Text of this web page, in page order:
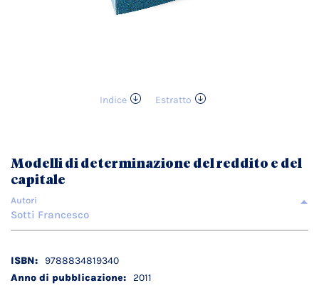
Indice
Estratto
galleria
di
immagini
Modelli di determinazione del reddito e del
capitale
Autori
Sotti Francesco
Dettagli
tecnici
9788834819340
2011